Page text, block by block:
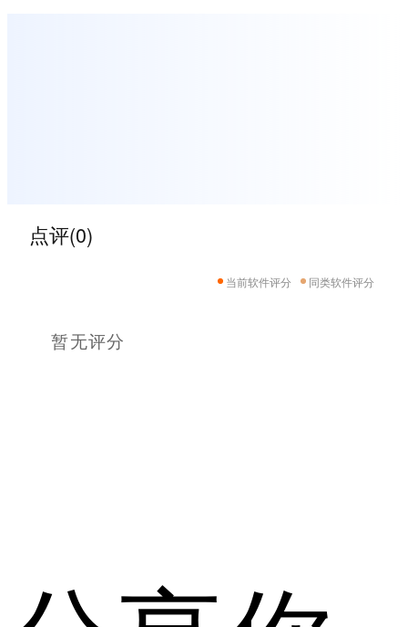
点评(0)
当前软件评分 同类软件评分
暂无评分